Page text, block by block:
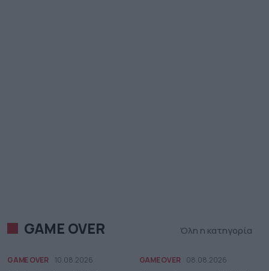
GAME OVER Όλη η κατηγορία
GAME OVER 10.08.2026 GAME OVER 08.08.2026